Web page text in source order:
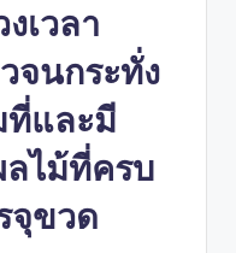
เวลา
จนกระทั่ง
และมี
ลไม้ที่ครบ
จุขวด